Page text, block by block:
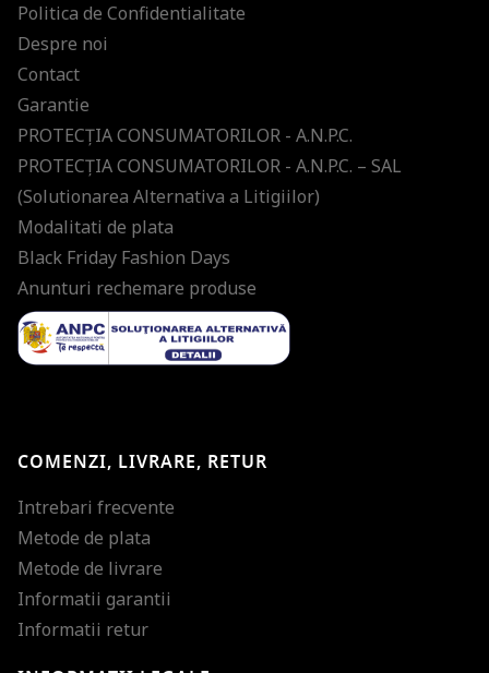
Politica de Confidentialitate
Despre noi
Contact
Garantie
PROTECŢIA CONSUMATORILOR - A.N.P.C.
PROTECŢIA CONSUMATORILOR - A.N.P.C. – SAL
(Solutionarea Alternativa a Litigiilor)
Modalitati de plata
Black Friday Fashion Days
Anunturi rechemare produse
COMENZI, LIVRARE, RETUR
Intrebari frecvente
Metode de plata
Metode de livrare
Informatii garantii
Informatii retur